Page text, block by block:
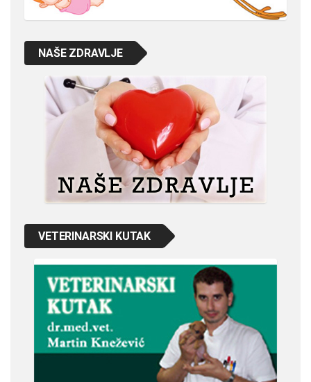
NAŠE ZDRAVLJE
VETERINARSKI KUTAK